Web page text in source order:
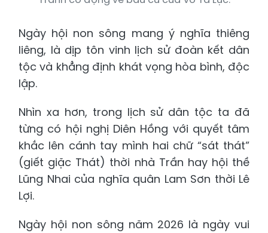
Ngày hội non sông mang ý nghĩa thiêng
liêng, là dịp tôn vinh lịch sử đoàn kết dân
tộc và khẳng định khát vọng hòa bình, độc
lập.
Nhìn xa hơn, trong lịch sử dân tộc ta đã
từng có hội nghị Diên Hồng với quyết tâm
khắc lên cánh tay mình hai chữ “sát thát”
(giết giặc Thát) thời nhà Trần hay hội thề
Lũng Nhai của nghĩa quân Lam Sơn thời Lê
Lợi.
Ngày hội non sông năm 2026 là ngày vui